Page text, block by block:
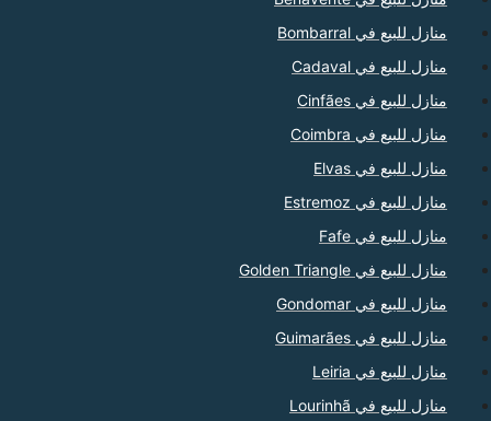
منازل للبيع في Bombarral
منازل للبيع في Cadaval
منازل للبيع في Cinfães
منازل للبيع في Coimbra
منازل للبيع في Elvas
منازل للبيع في Estremoz
منازل للبيع في Fafe
منازل للبيع في Golden Triangle
منازل للبيع في Gondomar
منازل للبيع في Guimarães
منازل للبيع في Leiria
منازل للبيع في Lourinhã